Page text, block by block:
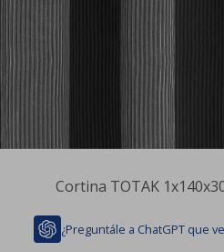
Cortina TOTAK
¿Preguntále a ChatGPT que